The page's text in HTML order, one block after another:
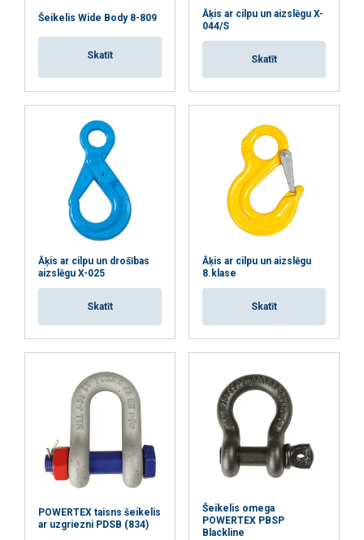
Šeikelis Wide Body 8-809
Skatīt
Āķis ar cilpu un aizslēgu X-
044/S
Skatīt
Āķis ar cilpu un drošības
aizslēgu X-025
Skatīt
Āķis ar cilpu un aizslēgu
8.klase
Skatīt
POWERTEX taisns šeikelis
ar uzgriezni PDSB (834)
Šeikelis omega
POWERTEX PBSP
Blackline
PIEKRIST VISIEM
RĀDĪT DETAĻAS